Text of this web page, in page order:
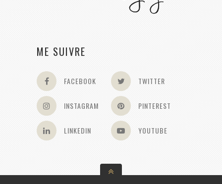
ME SUIVRE
FACEBOOK TWITTER
INSTAGRAM PINTEREST
LINKEDIN YOUTUBE